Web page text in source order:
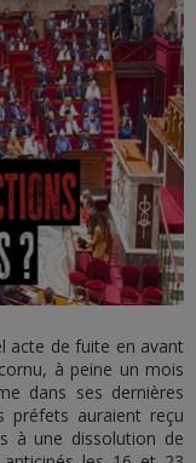
acte de fuite en avant
à peine un mois
dans ses dernières
préfets auraient reçu
à une dissolution de